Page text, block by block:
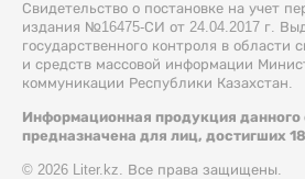
Свидетельство о постановке на учет
издания №16475-СИ от 24.04.2017 г.
государственного контроля в области
и средств массовой информации
коммуникации Республики Казахстан.
Информационная продукция данного
предназначена для лиц, достигших
© 2026 Liter.kz. Все права защищены.